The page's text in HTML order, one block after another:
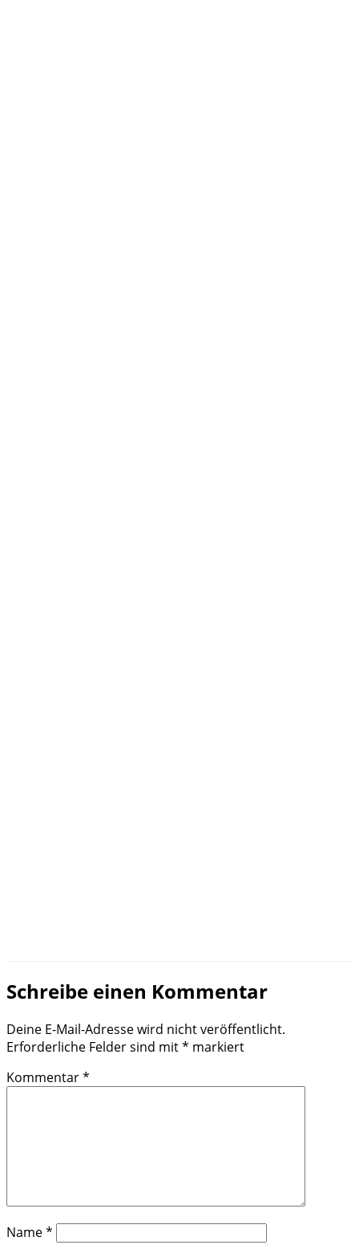
Schreibe einen Kommentar
Deine E-Mail-Adresse wird nicht veröffentlicht.
Erforderliche Felder sind mit* markiert
Kommentar*
Name*